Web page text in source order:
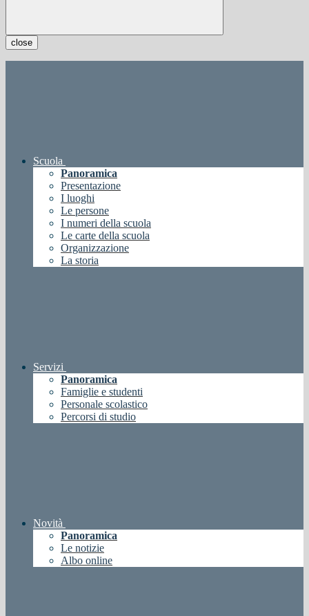
close
Scuola
Panoramica
Presentazione
I luoghi
Le persone
I numeri della scuola
Le carte della scuola
Organizzazione
La storia
Servizi
Panoramica
Famiglie e studenti
Personale scolastico
Percorsi di studio
Novità
Panoramica
Le notizie
Albo online